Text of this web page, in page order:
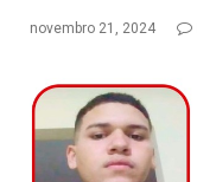
novembro 21, 2024